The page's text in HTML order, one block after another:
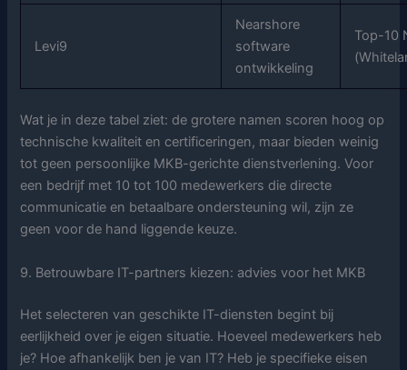
Levi9
Nearshore
software
ontwikkeling
Top-10
Wat je in deze tabel ziet: de grotere namen scoren hoog op
technische kwaliteit en certificeringen, maar bieden weinig
tot geen persoonlijke MKB-gerichte dienstverlening. Voor
een bedrijf met 10 tot 100 medewerkers die directe
communicatie en betaalbare ondersteuning wil, zijn ze
geen voor de hand liggende keuze.
9. Betrouwbare IT-partners kiezen: advies voor het MKB
Het selecteren van geschikte IT-diensten begint bij
eerlijkheid over je eigen situatie. Hoeveel medewerkers heb
je? Hoe afhankelijk ben je van IT? Heb je specifieke eisen